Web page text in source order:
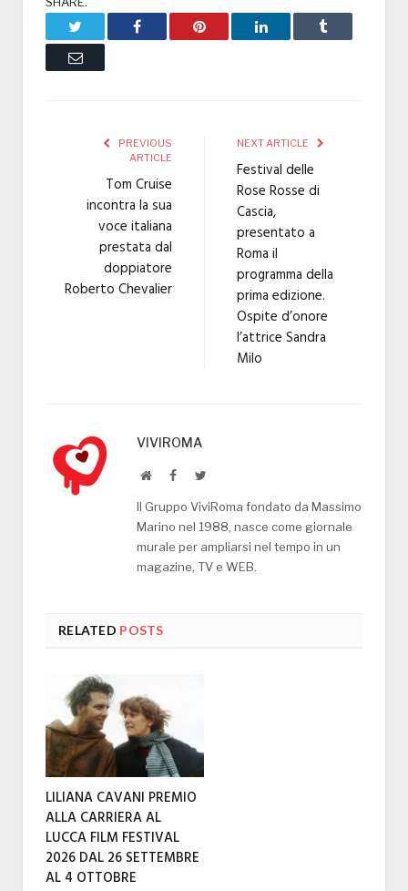
Facebook Pinterest LinkedIn Tumblr
Email
PREVIOUS
ARTICLE
Tom Cruise
incontra la sua
voce italiana
prestata dal
doppiatore
Roberto Chevalier
NEXT ARTICLE
Festival delle
Rose Rosse di
Cascia,
presentato a
Roma il
programma della
prima edizione.
Ospite d’onore
l’attrice Sandra
Milo
VIVIROMA
WebsiteFacebookTwitter
Il Gruppo ViviRoma fondato da Massimo
Marino nel 1988, nasce come giornale
murale per ampliarsi nel tempo in un
magazine, TV e WEB.
RELATED POSTS
LILIANA CAVANI PREMIO
ALLA CARRIERA AL
LUCCA FILM FESTIVAL
2026 DAL 26 SETTEMBRE
AL 4 OTTOBRE